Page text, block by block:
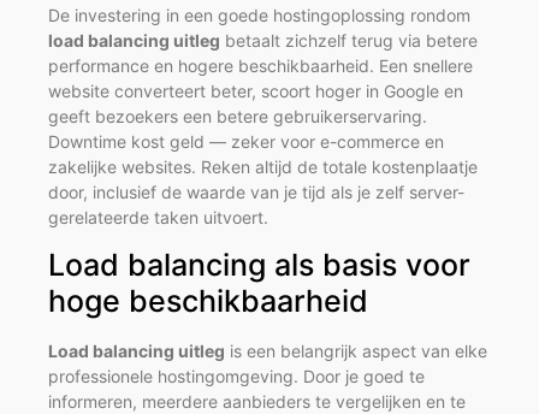
De investering in een goede hostingoplossing rondom
load balancing uitleg betaalt zichzelf terug via betere
performance en hogere beschikbaarheid. Een snellere
website converteert beter, scoort hoger in Google en
geeft bezoekers een betere gebruikerservaring.
Downtime kost geld — zeker voor e-commerce en
zakelijke websites. Reken altijd de totale kostenplaatje
door, inclusief de waarde van je tijd als je zelf server-
gerelateerde taken uitvoert.
Load balancing als basis voor
hoge beschikbaarheid
Load balancing uitleg is een belangrijk aspect van elke
professionele hostingomgeving. Door je goed te
informeren, meerdere aanbieders te vergelijken en te